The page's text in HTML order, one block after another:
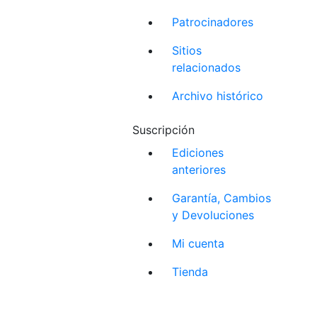
Patrocinadores
Sitios
relacionados
Archivo histórico
Suscripción
Ediciones
anteriores
Garantía, Cambios
y Devoluciones
Mi cuenta
Tienda